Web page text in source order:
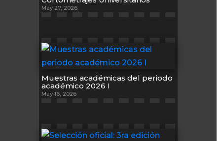
May 27, 2026
Muestras académicas del periodo
académico 2026 I
May 16, 2026